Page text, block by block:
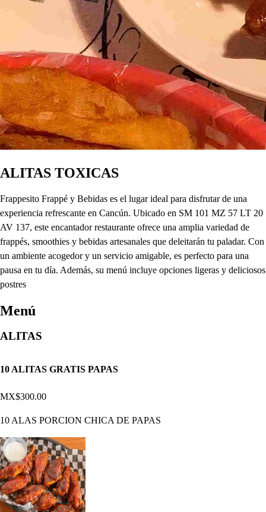
ALITAS TOXICAS
Frappesito Frappé y Bebidas es el lugar ideal para disfrutar de una
experiencia refrescante en Cancún. Ubicado en SM 101 MZ 57 LT 20
AV 137, este encantador restaurante ofrece una amplia variedad de
frappés, smoothies y bebidas artesanales que deleitarán tu paladar. Con
un ambiente acogedor y un servicio amigable, es perfecto para una
pausa en tu día. Además, su menú incluye opciones ligeras y deliciosos
postres
Menú
ALITAS
10 ALITAS GRATIS PAPAS
MX$300.00
10 ALAS PORCION CHICA DE PAPAS